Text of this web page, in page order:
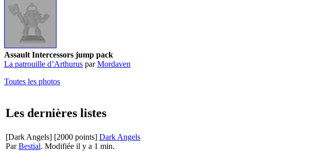
Assault Intercessors jump pack
La patrouille d’Arthurus parMordaven
Toutes les photos
Les dernières listes
[Dark Angels] [2000 points] Dark Angels
ParBestial. Modifiée il y a 1 min.